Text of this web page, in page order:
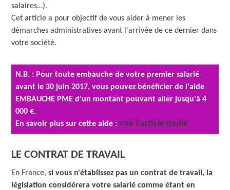
salaires…).
Cet article a pour objectif de vous aider à mener les
démarches administratives avant l'arrivée de ce dernier dans
votre société.
N.B. : Pour toute embauche de votre premier salarié
avant le 30 juin 2017, vous pouvez bénéficier de l'aide
EMBAUCHE PME d'un montant pouvant aller jusqu'à 4
000 €.
En savoir plus sur cette aide :voir l'article dédié
LE CONTRAT DE TRAVAIL
En France,si vous n'établissez pas un contrat de travail, la
législation considérera votre salarié comme étant en